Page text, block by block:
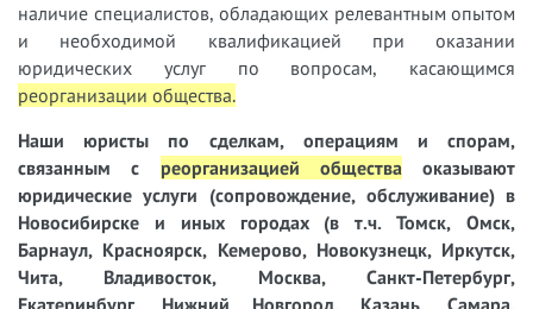
наличие специалистов, обладающих релевантным опытом
и необходимой квалификацией при оказании
юридических услуг по вопросам, касающимся
реорганизации общества.
Наши юристы
по сделкам, операциям и спорам,
связанным с реорганизацией обществаоказывают
юридические услуги (сопровождение, обслуживание) в
Новосибирске и иных городах (в т.ч. Томск, Омск,
Барнаул, Красноярск, Кемерово, Новокузнецк, Иркутск,
Чита, Владивосток, Москва, Санкт-Петербург,